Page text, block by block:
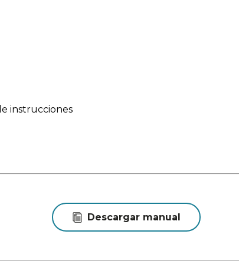
entre el producto mostrado y el entregado en
instrucciones
Descargar manual